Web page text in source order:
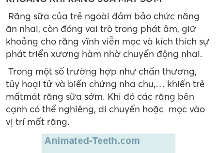
Răng sữa của trẻ ngoài đảm bảo chức năng
ăn nhai, còn đóng vai trò trong phát âm, giữ
khoảng cho răng vĩnh viễn mọc và kích thích sự
phát triển xương hàm nhờ chuyển động nhai.
Trong một số trường hợp như chấn thương,
tủy hoại tử và biến chứng nha chu,… khiến trẻ
mấtmát răng sữa sớm. Khi đó các răng bên
cạnh có thể nghiêng, di chuyển hoặc mọc vào
vị trí mất răng.